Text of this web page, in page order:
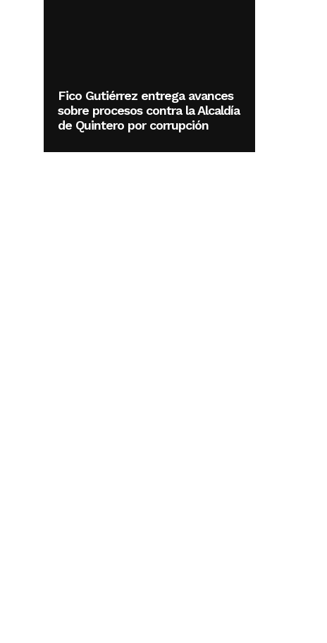
Fico Gutiérrez entrega avances
sobre procesos contra la Alcaldía
de Quintero por corrupción